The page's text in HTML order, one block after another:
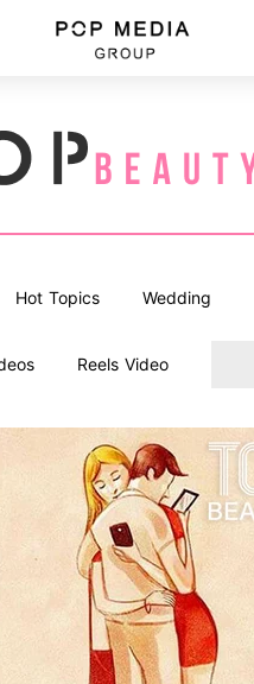
Hot Topics Wedding
Reels Video